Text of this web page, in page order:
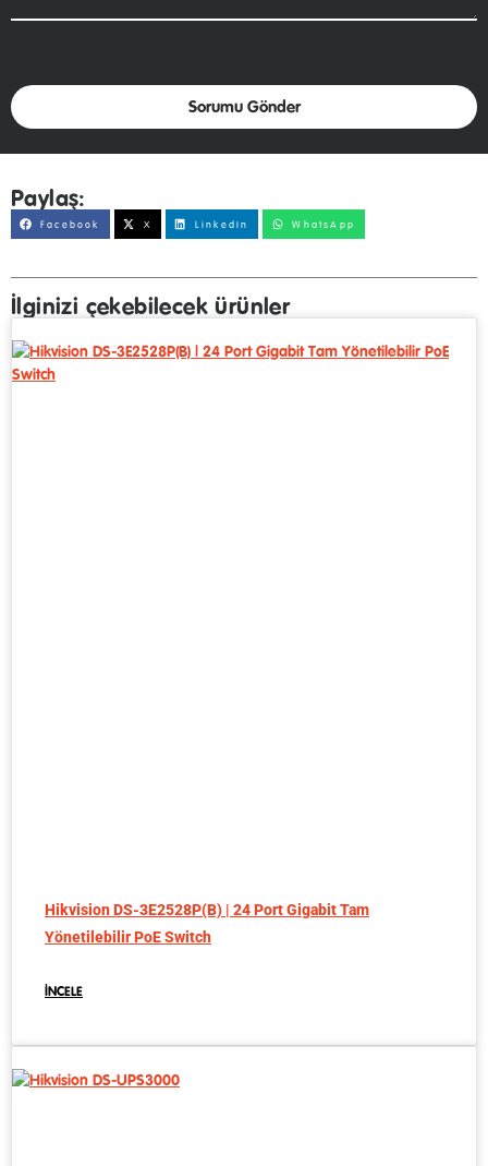
Sorumu Gönder
Paylaş:
Facebook X LinkedIn WhatsApp
İlginizi çekebilecek ürünler
Hikvision DS-3E2528P(B) | 24 Port Gigabit Tam
Yönetilebilir PoE Switch
İNCELE